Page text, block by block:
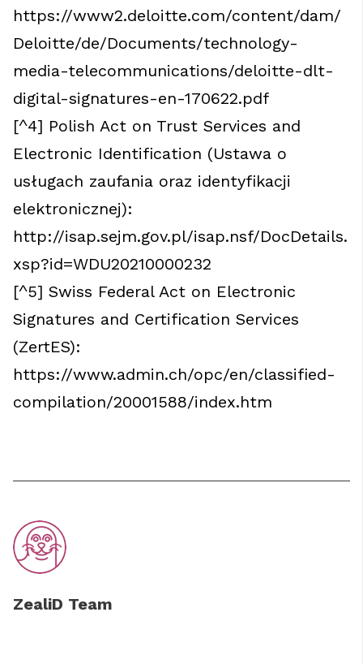
https://www2.deloitte.com/content/dam/
Deloitte/de/Documents/technology-
media-telecommunications/deloitte-dlt-
digital-signatures-en-170622.pdf
[^4] Polish Act on Trust Services and
Electronic Identification (Ustawa o
usługach zaufania oraz identyfikacji
elektronicznej):
http://isap.sejm.gov.pl/isap.nsf/DocDetails.
xsp?id=WDU20210000232
[^5] Swiss Federal Act on Electronic
Signatures and Certification Services
(ZertES):
https://www.admin.ch/opc/en/classified-
compilation/20001588/index.htm
ZealiD Team